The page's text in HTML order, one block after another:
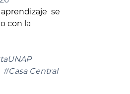
se
con la
#Casa Central